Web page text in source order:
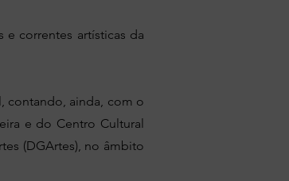
correntes artísticas da
contando, ainda, com o
e do Centro Cultural
(DGArtes), no âmbito